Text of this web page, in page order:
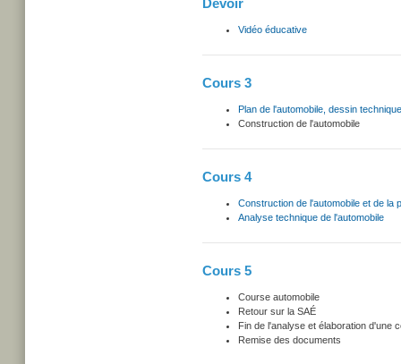
Devoir
Vidéo éducative
Cours 3
Plan de l'automobile, dessin technique
Construction de l'automobile
Cours 4
Construction de l'automobile et de la
Analyse technique de l'automobile
Cours 5
Course automobile
Retour sur la SAÉ
Fin de l'analyse et élaboration d'une
Remise des documents